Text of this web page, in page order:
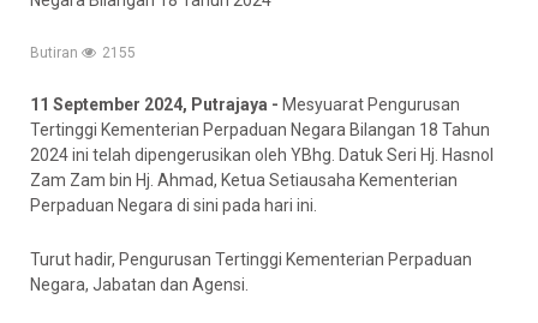
Butiran 2155
11 September 2024, Putrajaya - Mesyuarat Pengurusan
Tertinggi Kementerian Perpaduan Negara Bilangan 18 Tahun
2024 ini telah dipengerusikan oleh YBhg. Datuk Seri Hj. Hasnol
Zam Zam bin Hj. Ahmad, Ketua Setiausaha Kementerian
Perpaduan Negara di sini pada hari ini.
Turut hadir, Pengurusan Tertinggi Kementerian Perpaduan
Negara, Jabatan dan Agensi.